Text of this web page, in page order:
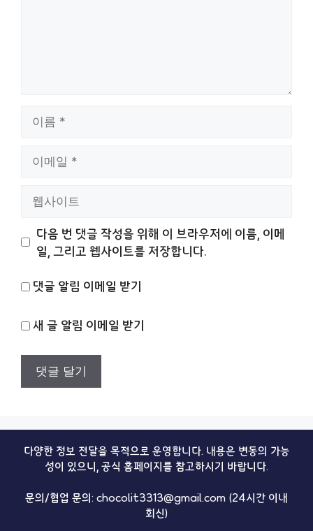
트
다음 번 댓글 작성을 위해 이 브라우저에 이름, 이메
일, 그리고 웹사이트를 저장합니다.
댓글 알림 이메일 받기
새 글 알림 이메일 받기
다양한 정보 전달을 목적으로 운영합니다. 내용은 변동의 가능
성이 있으니, 공식 홈페이지를 참고하시기 바랍니다.
문의/협업 문의: chocolit3313@gmail.com (24시간 이내
회신)